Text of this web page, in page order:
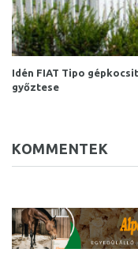
Idén FIAT Tipo
győztese
KOMMENTEK